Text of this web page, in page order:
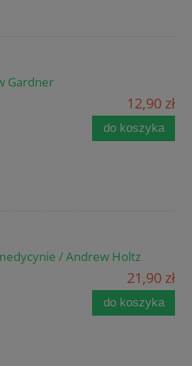
Gardner
12,90 zł
do koszyka
/ Andrew Holtz
21,90 zł
do koszyka